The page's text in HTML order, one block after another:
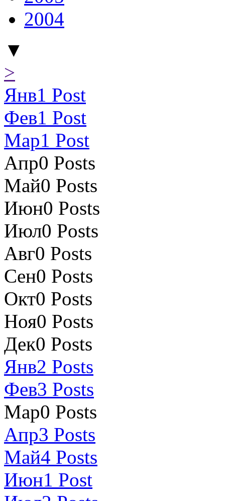
2004
▼
>
Янв1 Post
Фев1 Post
Мар1 Post
Апр0 Posts
Май0 Posts
Июн0 Posts
Июл0 Posts
Авг0 Posts
Сен0 Posts
Окт0 Posts
Ноя0 Posts
Дек0 Posts
Янв2 Posts
Фев3 Posts
Мар0 Posts
Апр3 Posts
Май4 Posts
Июн1 Post